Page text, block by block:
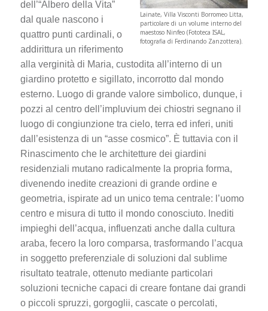
Lainate, Villa Visconti Borromeo Litta,
particolare di un volume interno del
maestoso Ninfeo (Fototeca ISAL,
fotografia di Ferdinando Zanzottera).
dell’“Albero della Vita”
dal quale nascono i
quattro punti cardinali, o
addirittura un riferimento
alla verginità di Maria, custodita all’interno di un
giardino protetto e sigillato, incorrotto dal mondo
esterno. Luogo di grande valore simbolico, dunque, i
pozzi al centro dell’impluvium dei chiostri segnano il
luogo di congiunzione tra cielo, terra ed inferi, uniti
dall’esistenza di un “asse cosmico”. È tuttavia con il
Rinascimento che le architetture dei giardini
residenziali mutano radicalmente la propria forma,
divenendo inedite creazioni di grande ordine e
geometria, ispirate ad un unico tema centrale: l’uomo
centro e misura di tutto il mondo conosciuto. Inediti
impieghi dell’acqua, influenzati anche dalla cultura
araba, fecero la loro comparsa, trasformando l’acqua
in soggetto preferenziale di soluzioni dal sublime
risultato teatrale, ottenuto mediante particolari
soluzioni tecniche capaci di creare fontane dai grandi
o piccoli spruzzi, gorgoglii, cascate o percolati,